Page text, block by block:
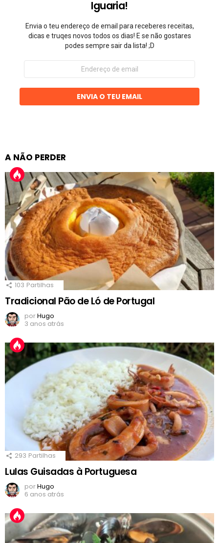
Iguaria!
Envia o teu endereço de email para receberes receitas,
dicas e truqes novos todos os dias! E se não gostares
podes sempre sair da lista! ;D
Endereço
email
ENVIA O TEU EMAIL
A NÃO PERDER
103 Partilhas
Tradicional Pão de Ló de Portugal
porHugo
3 anos atrás
293 Partilhas
Lulas Guisadas à Portuguesa
porHugo
6 anos atrás